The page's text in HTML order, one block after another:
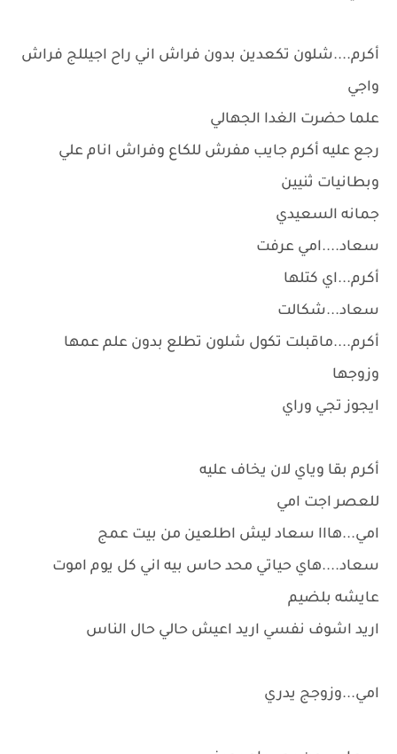
أكرم....شلون تكعدين بدون فراش اني راح اجيللج فراش
واجي
علما حضرت الغدا الجهالي
رجع عليه أكرم جايب مفرش للكاع وفراش انام علي
وبطانيات ثنيين
جمانه السعيدي
سعاد....امي عرفت
أكرم...اي كتلها
سعاد...شكالت
أكرم....ماقبلت تكول شلون تطلع بدون علم عمها
وزوجها
ايجوز تجي وراي
أكرم بقا وياي لان يخاف عليه
للعصر اجت امي
امي...هااا سعاد ليش اطلعين من بيت عمج
سعاد....هاي حياتي محد حاس بيه اني كل يوم اموت
عايشه بلضيم
اريد اشوف نفسي اريد اعيش حالي حال الناس
امي...وزوجج يدري